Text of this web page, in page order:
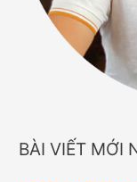
BÀI VIẾT MỚI